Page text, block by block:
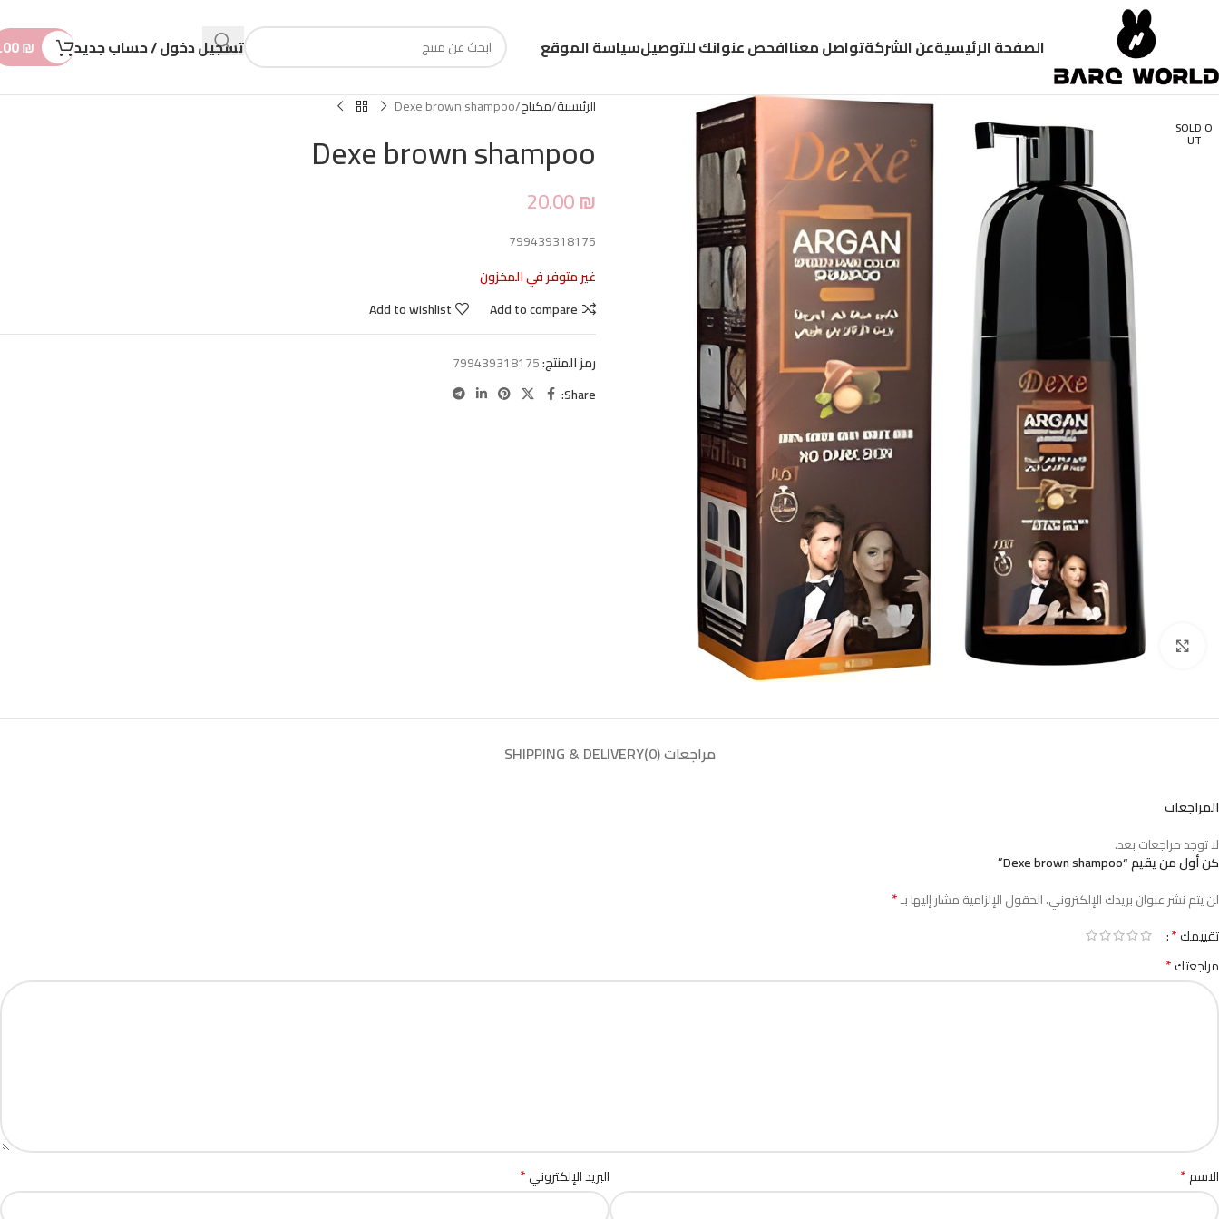
الصفحة الرئيسيةعن الشركةتواصل معناافحص عنوانك للتوصيلسياسة الموقع تسجيل دخول / حساب جديد ₪
SOLD O
UT
Click to enlarge
الرئيسية مكياج Dexe brown shampoo
Dexe brown shampoo
20.00₪
799439318175
غير متوفر في المخزون
Add to compare
Add to wishlist
رمز المنتج:799439318175
Share:
مراجعات (0) SHIPPING & DELIVERY
المراجعات
لا توجد مراجعات بعد.
كن أول من يقيم “Dexe brown shampoo”
لن يتم نشر عنوان بريدك الإلكتروني.الحقول الإلزامية مشار إليها بـ*
تقييمك*
مراجعتك*
الاسم* البريد الإلكتروني*